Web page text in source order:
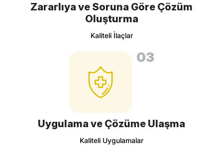
Zararlıya ve Soruna Göre Çözüm
Oluşturma
Kaliteli İlaçlar
03
Uygulama ve Çözüme Ulaşma
Kaliteli Uygulamalar